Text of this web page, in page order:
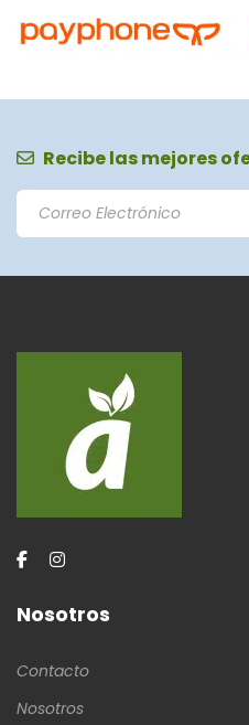
Recibe las mejores
Nosotros
Contacto
Nosotros